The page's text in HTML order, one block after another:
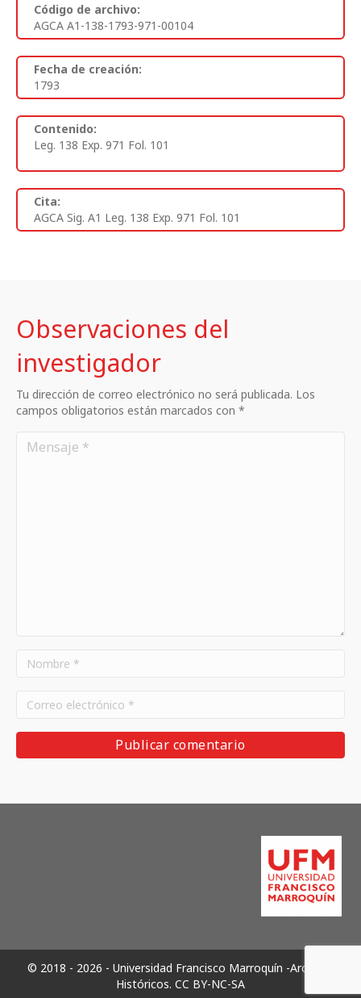
Código de archivo:
AGCA A1-138-1793-971-00104
Fecha de creación:
1793
Contenido:
Leg. 138 Exp. 971 Fol. 101
Cita:
AGCA Sig. A1 Leg. 138 Exp. 971 Fol. 101
Observaciones del
investigador
Tu dirección de correo electrónico no será publicada. Los
campos obligatorios están marcados con *
© 2018 - 2026 - Universidad Francisco Marroquín -Archivos
Históricos. CC BY-NC-SA